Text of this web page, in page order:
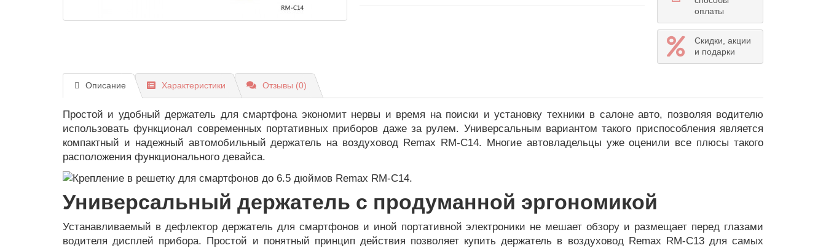
оплаты
Скидки, акции
и подарки
Описание Характеристики Отзывы (0)
Простой и удобный держатель для смартфона экономит нервы и время на поиски и установку техники в салоне авто, позволяя водителю
использовать функционал современных портативных приборов даже за рулем. Универсальным вариантом такого приспособления является
компактный и надежный автомобильный держатель на воздуховод Remax RM-С14. Многие автовладельцы уже оценили все плюсы такого
расположения функционального девайса.
Универсальный держатель с продуманной эргономикой
Устанавливаемый в дефлектор держатель для смартфонов и иной портативной электроники не мешает обзору и размещает перед глазами
водителя дисплей прибора. Простой и понятный принцип действия позволяет купить держатель в воздуховод Remax RM-С13 для самых